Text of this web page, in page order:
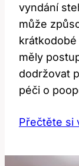
vyndání
může
měly
dodržovat
péči o
Přečtěte si